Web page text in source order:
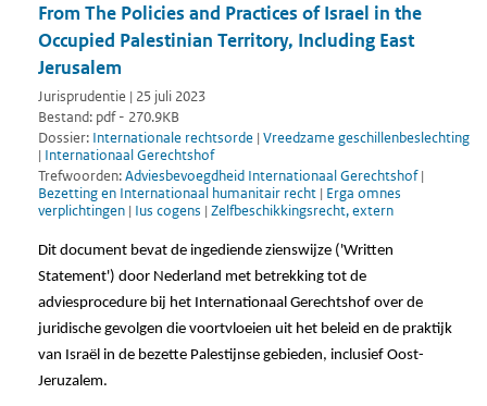
From The Policies and Practices of Israel in the
Occupied Palestinian Territory, Including East
Jerusalem
Jurisprudentie | 25 juli 2023
Bestand: pdf - 270.9KB
Dossier: Internationale rechtsorde | Vreedzame geschillenbeslechting
| Internationaal Gerechtshof
Trefwoorden:Adviesbevoegdheid Internationaal Gerechtshof|
Bezetting en Internationaal humanitair recht | Erga omnes
verplichtingen | Ius cogens | Zelfbeschikkingsrecht, extern
Dit document bevat de ingediende zienswijze ('Written
Statement') door Nederland met betrekking tot de
adviesprocedure bij het Internationaal Gerechtshof over de
juridische gevolgen die voortvloeien uit het beleid en de praktijk
van Israël in de bezette Palestijnse gebieden, inclusief Oost-
Jeruzalem.